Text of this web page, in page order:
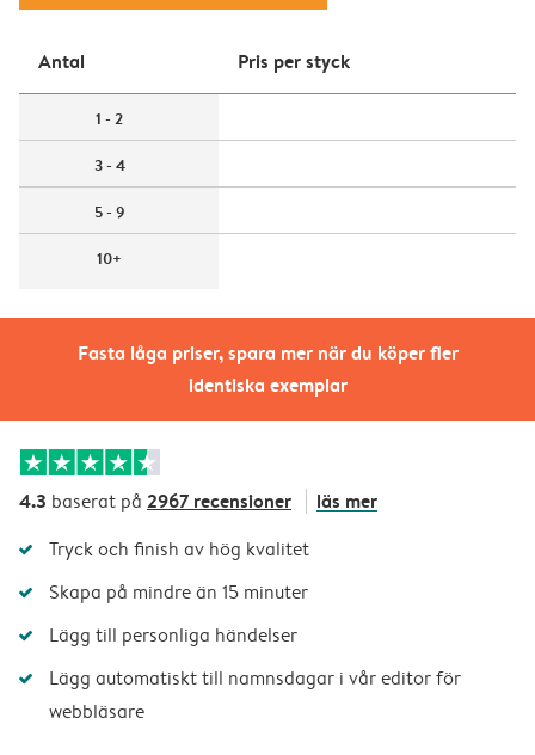
Fasta låga priser, spara mer när du köper fler
identiska exemplar
Antal Pris per styck
1 - 2
3 - 4
5 - 9
10+
4.3 baserat på 2967 recensioner läs mer
Tryck och finish av hög kvalitet
Skapa på mindre än 15 minuter
Lägg till personliga händelser
Lägg automatiskt till namnsdagar i vår editor för
webbläsare